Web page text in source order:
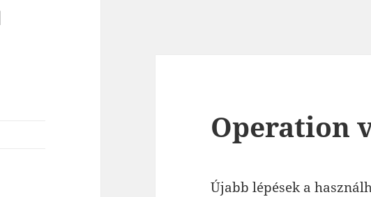
Operation
Újabb lépések a